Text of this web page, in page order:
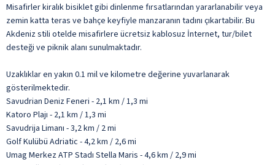
Misafirler kiralık bisiklet gibi dinlenme fırsatlarından yararlanabilir veya
zemin katta teras ve bahçe keyfiyle manzaranın tadını çıkartabilir. Bu
Akdeniz stili otelde misafirlere ücretsiz kablosuz İnternet, tur/bilet
desteği ve piknik alanı sunulmaktadır.
Uzaklıklar en yakın 0.1 mil ve kilometre değerine yuvarlanarak
gösterilmektedir.
Savudrian Deniz Feneri - 2,1 km / 1,3 mi
Katoro Plajı - 2,1 km / 1,3 mi
Savudrija Limanı - 3,2 km / 2 mi
Golf Kulübü Adriatic - 4,2 km / 2,6 mi
Umag Merkez ATP Stadı Stella Maris - 4,6 km / 2,9 mi